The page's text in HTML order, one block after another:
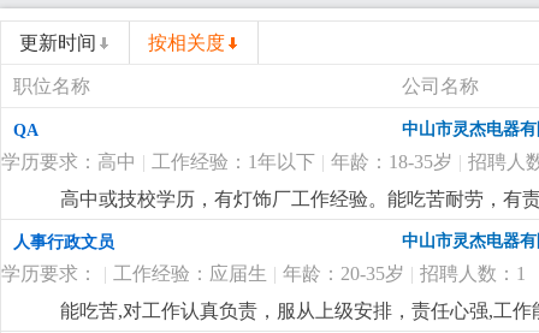
更新时间 按相关度
职位名称 公司名称
QA 中山市灵杰电器
学历要求：高中 | 工作经验：1年以下 | 年龄：18-35岁 | 招聘人
高中或技校学历，有灯饰厂工作经验。能吃苦耐劳，有
详细...
人事行政文员 中山市灵杰电器
学历要求： | 工作经验：应届生 | 年龄：20-35岁 | 招聘人数：1
能吃苦,对工作认真负责，服从上级安排，责任心强,工作